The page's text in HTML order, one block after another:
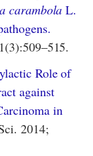
carambola L.
Role of
against
in
2014;